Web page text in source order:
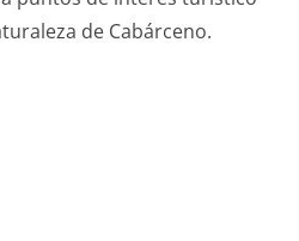
de Cabárceno.